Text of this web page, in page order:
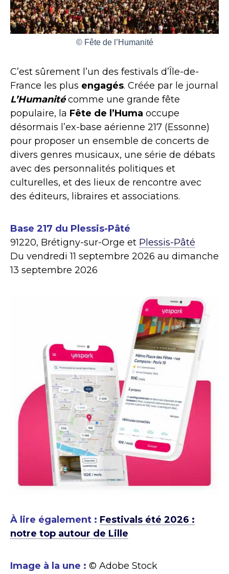
© Fête de l’Humanité
C’est sûrement l’un des festivals d’Île-de-
France les plus engagés. Créée par le journal
L’Humanité comme une grande fête
populaire, la Fête de l’Huma occupe
désormais l’ex-base aérienne 217 (Essonne)
pour proposer un ensemble de concerts de
divers genres musicaux, une série de débats
avec des personnalités politiques et
culturelles, et des lieux de rencontre avec
des éditeurs, libraires et associations.
Base 217 du Plessis-Pâté
91220, Brétigny-sur-Orge et Plessis-Pâté
Du vendredi 11 septembre 2026 au dimanche
13 septembre 2026
À lire également : Festivals été 2026 :
notre top autour de Lille
Image à la une : © Adobe Stock